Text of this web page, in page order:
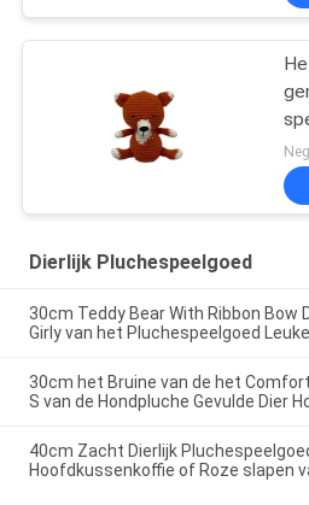
Dierlijk Pluchespeelgoed
30cm Teddy Bear With Ribbon Bow
Girly van het Pluchespeelgoed Leuke
30cm het Bruine van de het
S van de Hondpluche Gevulde Dier
40cm Zacht Dierlijk
Hoofdkussenkoffie of Roze slapen